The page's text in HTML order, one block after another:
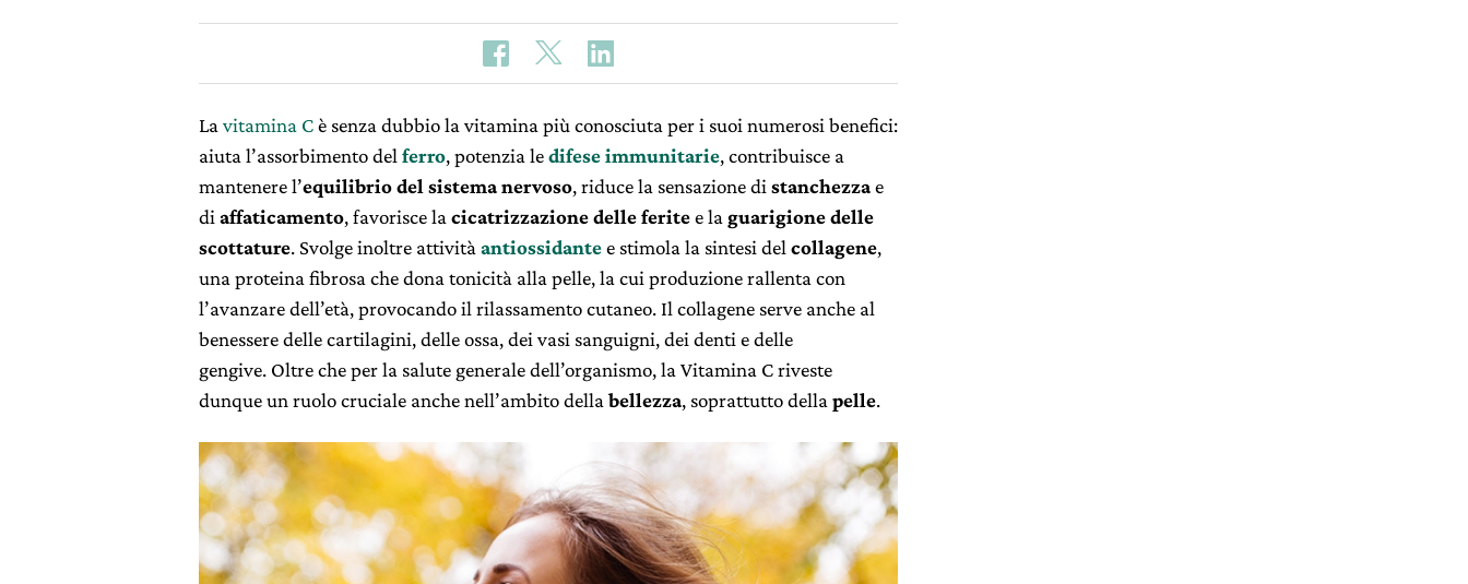
La vitamina Cè senza dubbio la vitamina più conosciuta per i suoi numerosi benefici:
aiuta l’assorbimento del ferro, potenzia ledifese immunitarie, contribuisce a
mantenere l’equilibrio del sistema nervoso, riduce la sensazione di stanchezzae
di affaticamento, favorisce la cicatrizzazione delle feritee la guarigione delle
scottature. Svolge inoltre attività antiossidantee stimola la sintesi del collagene,
una proteina fibrosa che dona tonicità alla pelle, la cui produzione rallenta con
l’avanzare dell’età, provocando il rilassamento cutaneo. Il collagene serve anche al
benessere delle cartilagini, delle ossa, dei vasi sanguigni, dei denti e delle
gengive. Oltre che per la salute generale dell’organismo, la Vitamina C riveste
dunque un ruolo cruciale anche nell’ambito dellabellezza, soprattutto della pelle.